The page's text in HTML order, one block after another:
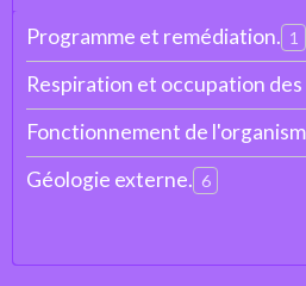
Programme et remédiation. 1
Respiration et occupation
Fonctionnement de
Géologie externe. 6